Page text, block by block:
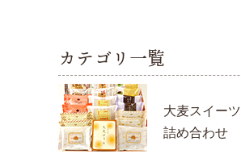
カテゴリ一覧
大麦スイーツ
詰め合わせ